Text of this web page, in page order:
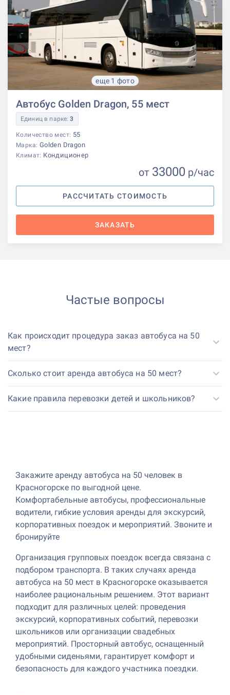
еще 1 фото
Автобус Golden Dragon, 55 мест
Единиц в парке:3
Количество мест: 55
Марка: Golden Dragon
Климат: Кондиционер
от 33000 р/час
РАССЧИТАТЬ СТОИМОСТЬ
ЗАКАЗАТЬ
Частые вопросы
Как происходит процедура заказ автобуса на 50
мест?
Сколько стоит аренда автобуса на 50 мест?
Какие правила перевозки детей и школьников?
Закажите аренду автобуса на 50 человек в
Красногорске по выгодной цене.
Комфортабельные автобусы, профессиональные
водители, гибкие условия аренды для экскурсий,
корпоративных поездок и мероприятий. Звоните и
бронируйте
Организация групповых поездок всегда связана с
подбором транспорта. В таких случаях аренда
автобуса на 50 мест в Красногорске оказывается
наиболее рациональным решением. Этот вариант
подходит для различных целей: проведения
экскурсий, корпоративных событий, перевозки
школьников или организации свадебных
мероприятий. Просторный автобус, оснащенный
удобными сиденьями, гарантирует комфорт и
безопасность для каждого участника поездки.